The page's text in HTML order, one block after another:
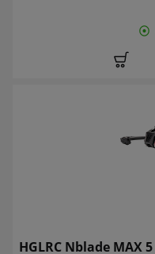
HGLRC Nblade MAX